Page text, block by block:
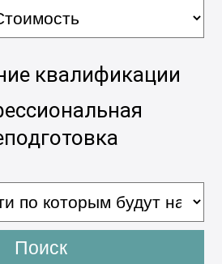
квалификации
Поиск